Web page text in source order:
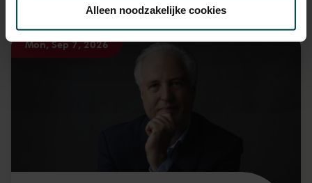
We werken samen met 32 derden
Alleen noodzakelijke cookies
You might also like:
Mon, Sep 7, 2026